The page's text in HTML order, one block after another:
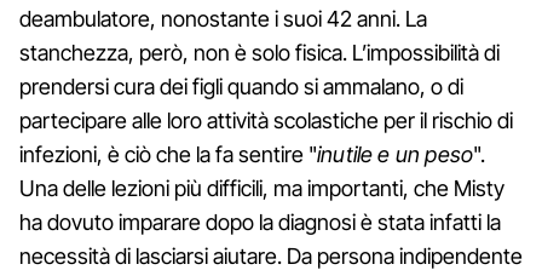
deambulatore, nonostante i suoi 42 anni. La
stanchezza, però, non è solo fisica. L’impossibilità di
prendersi cura dei figli quando si ammalano, o di
partecipare alle loro attività scolastiche per il rischio di
infezioni, è ciò che la fa sentire "inutile e un peso".
Una delle lezioni più difficili, ma importanti, che Misty
ha dovuto imparare dopo la diagnosi è stata infatti la
necessità di lasciarsi aiutare. Da persona indipendente